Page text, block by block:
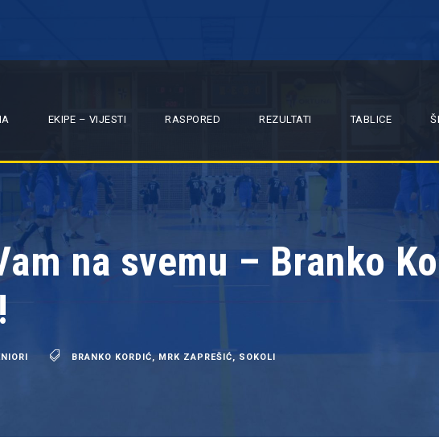
EKIPE – VIJESTI RASPORED REZULTATI TABLICE
na svemu – Branko
BRANKO KORDIĆ, MRK ZAPREŠIĆ, SOKOLI